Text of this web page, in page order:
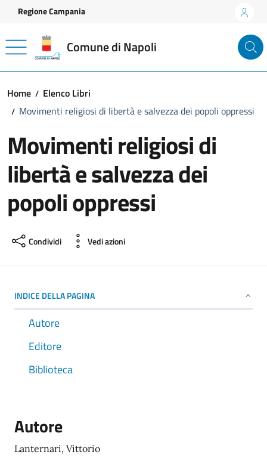
Vai ai contenuti
Vai al footer
Regione Campania
Comune di Napoli
Home
Elenco Libri
Movimenti religiosi di libertà e salvezza dei popoli oppressi
Movimenti religiosi di
libertà e salvezza dei
popoli oppressi
Condividi Vedi azioni
INDICE DELLA PAGINA
Autore
Editore
Biblioteca
Autore
Lanternari, Vittorio